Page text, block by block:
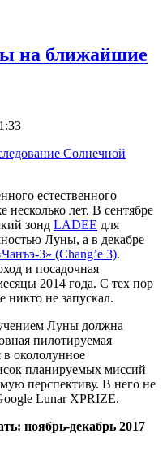
на ближайшие
Солнечной
естественного
несколько лет. В сентябре
зонд LADEE для
Луны, а в декабре
3» (Chang’e 3).
и посадочная
2014 года. С тех пор
никто не запускал.
Луны должна
пилотируемая
в окололунное
планируемых миссий
перспективу. В него не
Lunar XPRIZE.
ноябрь-декабрь 2017